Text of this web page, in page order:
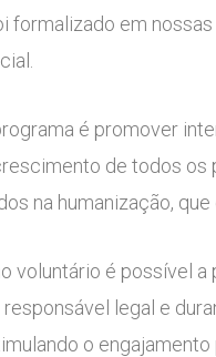
formalizado em
é promover
de todos os
na humanização,
voluntário é possível a
legal e
o